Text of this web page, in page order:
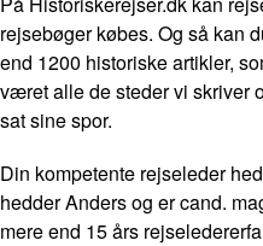
rejsebøger købes. Og så kan
end 1200 historiske artikler,
været alle de steder vi skriver
sat sine spor.
Din kompetente rejseleder
hedder Anders og er cand.
mere end 15 års